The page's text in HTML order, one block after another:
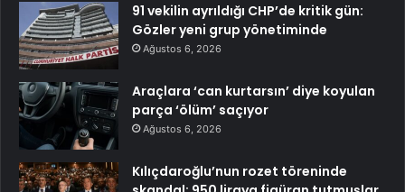
91 vekilin ayrıldığı CHP’de kritik gün:
Gözler yeni grup yönetiminde
Ağustos 6, 2026
Araçlara ‘can kurtarsın’ diye koyulan
parça ‘ölüm’ saçıyor
Ağustos 6, 2026
Kılıçdaroğlu’nun rozet töreninde